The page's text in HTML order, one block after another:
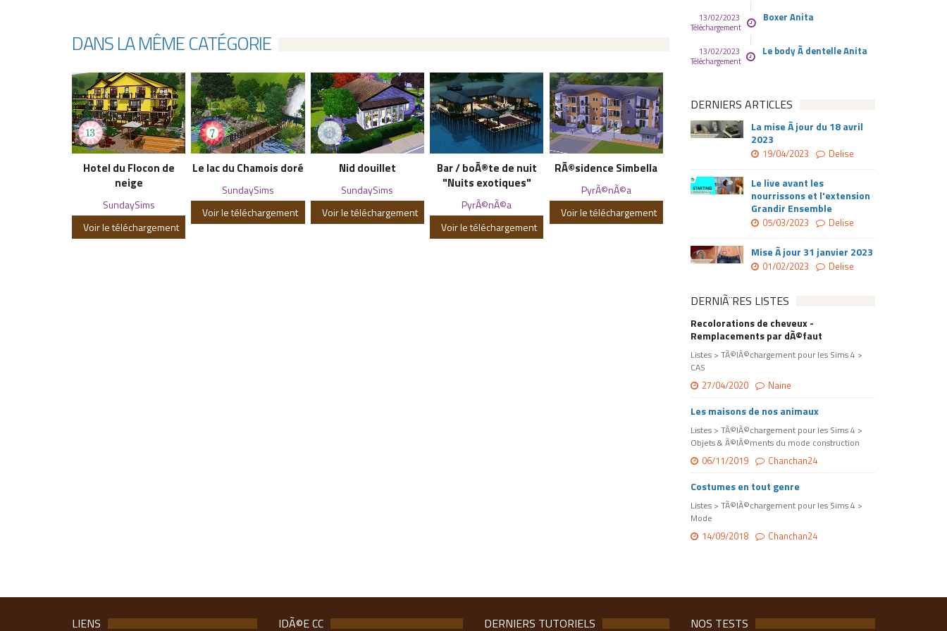
DANS LA MÊME CATÉGORIE
Hotel du Flocon de
neige
SundaySims
Voir le téléchargement
Le lac du Chamois doré
SundaySims
Voir le téléchargement
Nid douillet
SundaySims
Voir le téléchargement
Bar / boÃ®te de nuit
"Nuits exotiques"
PyrÃ©nÃ©a
Voir le téléchargement
RÃ©sidence Simbella
PyrÃ©nÃ©a
Voir le téléchargement
13/02/2023
Téléchargement
Boxer Anita
13/02/2023
Téléchargement
Le body Ã dentelle Anita
DERNIERS ARTICLES
La mise Ã jour du 18 avril
2023
19/04/2023 Delise
Le live avant les
nourrissons et l'extension
Grandir Ensemble
05/03/2023 Delise
Mise Ã jour 31 janvier 2023
01/02/2023 Delise
DERNIÃ¨RES LISTES
Recolorations de cheveux -
Remplacements par dÃ©faut
Listes > TÃ©lÃ©chargement pour les Sims 4 >
CAS
27/04/2020 Naine
Les maisons de nos animaux
Listes > TÃ©lÃ©chargement pour les Sims 4 >
Objets & Ã©lÃ©ments du mode construction
06/11/2019 Chanchan24
Costumes en tout genre
Listes > TÃ©lÃ©chargement pour les Sims 4 >
Mode
14/09/2018 Chanchan24
LIENS IDÃ©E CC DERNIERS TUTORIELS NOS TESTS